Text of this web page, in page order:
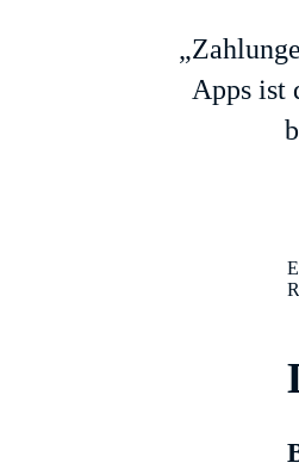
Apps ist